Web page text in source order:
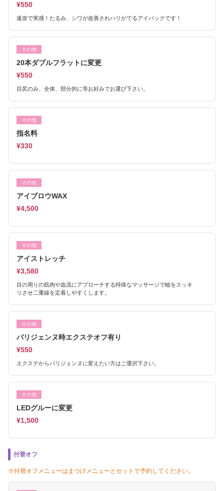
¥550
速攻で実感！たるみ、シワが改善されハリがでるアイパックです！
その他
20本ダブルフラットに変更
¥550
目尻のみ、全体、部分的に等お好みでお選び下さい。
その他
指名料
¥330
その他
アイブロウWAX
¥4,500
その他
アイストレッチ
¥3,580
目の周りの筋肉や血流にアプローチする特殊なマッサージで瞼をスッキ
リさせ二重線を定着しやすくします。
その他
パリジェンヌ時エクステオフ有り
¥550
エクステからパリジェンヌに変えたい方はご選択下さい。
その他
LEDグルーに変更
¥1,500
付替オフ
※付替オフメニューはまつげメニューとセットで予約してください。